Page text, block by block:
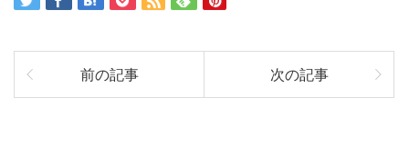
前の記事 次の記事